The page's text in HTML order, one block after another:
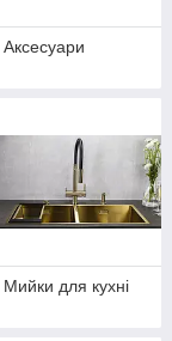
Аксесуари
Мийки для кухні